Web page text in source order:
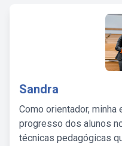
Sandra
Como orientador, minha
progresso dos alunos
técnicas pedagógicas